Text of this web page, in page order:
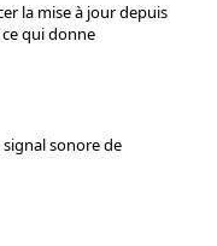
la mise à jour depuis
qui donne
sonore de